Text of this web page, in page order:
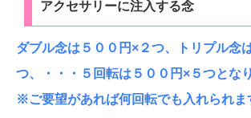
アクセサリーに注入する念
ダブル念は５００円×２つ、トリプル念
つ、・・・５回転は５００円×５つとな
※ご要望があれば何回転でも入れられま